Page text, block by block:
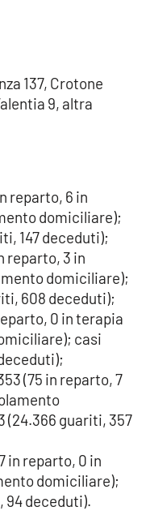
137, Crotone
9, altra
reparto, 6 in
domiciliare);
147 deceduti);
reparto, 3 in
domiciliare);
608 deceduti);
0 in terapia
casi
(75 in reparto, 7
(24.366 guariti, 357
in reparto, 0 in
domiciliare);
94 deceduti).